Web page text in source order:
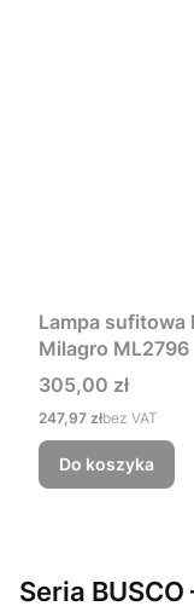
Lampa sufitowa
Milagro ML2796
Cena
305,00 zł
Cena
247,97 złbez VAT
Do koszyka
Seria